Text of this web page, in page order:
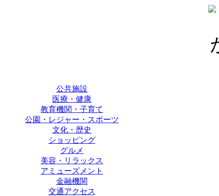
公共施設
医療・健康
教育機関・子育て
公園・レジャー・スポーツ
文化・歴史
ショッピング
グルメ
美容・リラックス
アミューズメント
金融機関
交通アクセス